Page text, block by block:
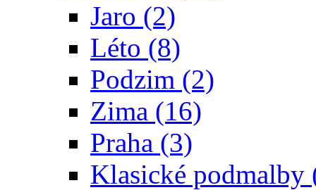
Jaro (2)
Léto (8)
Podzim (2)
Zima (16)
Praha (3)
Klasické podmalby